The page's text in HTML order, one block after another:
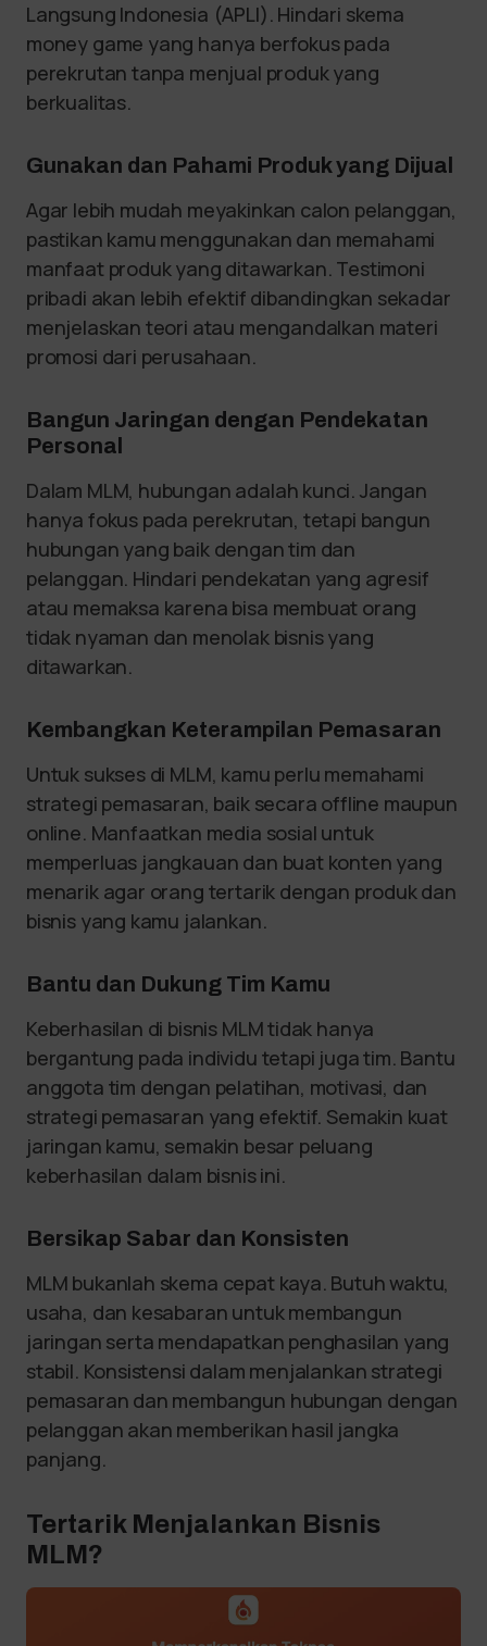
Langsung Indonesia (APLI). Hindari skema
money game yang hanya berfokus pada
perekrutan tanpa menjual produk yang
berkualitas.
Gunakan dan Pahami Produk yang Dijual
Agar lebih mudah meyakinkan calon pelanggan,
pastikan kamu menggunakan dan memahami
manfaat produk yang ditawarkan. Testimoni
pribadi akan lebih efektif dibandingkan sekadar
menjelaskan teori atau mengandalkan materi
promosi dari perusahaan.
Bangun Jaringan dengan Pendekatan
Personal
Dalam MLM, hubungan adalah kunci. Jangan
hanya fokus pada perekrutan, tetapi bangun
hubungan yang baik dengan tim dan
pelanggan. Hindari pendekatan yang agresif
atau memaksa karena bisa membuat orang
tidak nyaman dan menolak bisnis yang
ditawarkan.
Kembangkan Keterampilan Pemasaran
Untuk sukses di MLM, kamu perlu memahami
strategi pemasaran, baik secara offline maupun
online. Manfaatkan media sosial untuk
memperluas jangkauan dan buat konten yang
menarik agar orang tertarik dengan produk dan
bisnis yang kamu jalankan.
Bantu dan Dukung Tim Kamu
Keberhasilan di bisnis MLM tidak hanya
bergantung pada individu tetapi juga tim. Bantu
anggota tim dengan pelatihan, motivasi, dan
strategi pemasaran yang efektif. Semakin kuat
jaringan kamu, semakin besar peluang
keberhasilan dalam bisnis ini.
Bersikap Sabar dan Konsisten
MLM bukanlah skema cepat kaya. Butuh waktu,
usaha, dan kesabaran untuk membangun
jaringan serta mendapatkan penghasilan yang
stabil. Konsistensi dalam menjalankan strategi
pemasaran dan membangun hubungan dengan
pelanggan akan memberikan hasil jangka
panjang.
Tertarik Menjalankan Bisnis
MLM?